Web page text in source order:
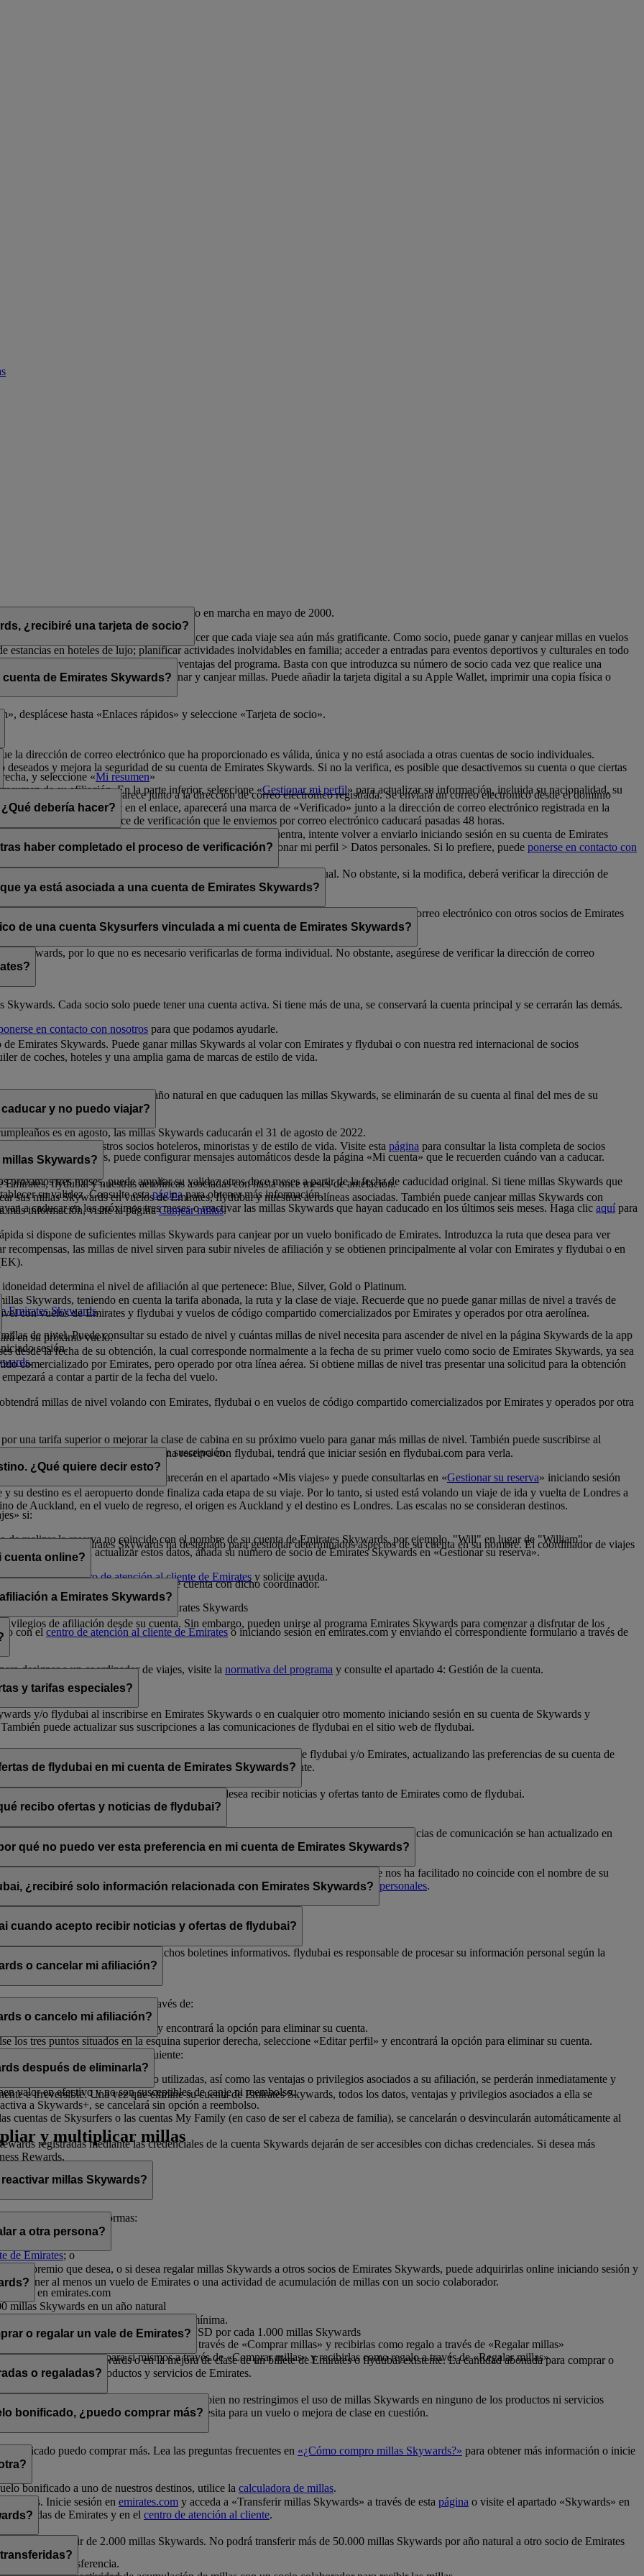
las aerolíneas Emirates y flydubai, puesto en marcha en mayo de 2000.
para complementar su estilo de vida y hacer que cada viaje sea aún más gratificante. Como socio, puede ganar y canjear millas en vuelos
estancias en hoteles de lujo; planificar actividades inolvidables en familia; acceder a entradas para eventos deportivos y culturales en todo
y sus exclusivas ventajas.
¿recibiré una tarjeta de socio?
para poder disfrutar de todas las ventajas del programa. Basta con que introduzca su número de socio cada vez que realice una
de Emirates Skywards para ganar y canjear millas. Puede añadir la tarjeta digital a su Apple Wallet, imprimir una copia física o
desplácese hasta «Enlaces rápidos» y seleccione «Tarjeta de socio».
de Emirates Skywards?
y seleccione «Mi resumen»
de su afiliación. En la parte inferior, seleccione «Gestionar mi perfil» para actualizar su información, incluida su nacionalidad, su
Skywards.
situados en la esquina superior derecha de la pantalla.
la dirección de correo electrónico que ha proporcionado es válida, única y no está asociada a otras cuentas de socio individuales.
y mejora la seguridad de su cuenta de Emirates Skywards. Si no la verifica, es posible que desactivemos su cuenta o que ciertas
«Verificar» que aparece junto a la dirección de correo electrónico registrada. Se enviará un correo electrónico desde el dominio
Al hacer clic en el enlace, aparecerá una marca de «Verificado» junto a la dirección de correo electrónico registrada en la
en cuenta que el enlace de verificación que le enviemos por correo electrónico caducará pasadas 48 horas.
debería hacer?
los mensajes se filtran de forma incorrecta. Si no lo encuentra, intente volver a enviarlo iniciando sesión en su cuenta de Emirates
la opción «Verificar» en la sección Mi resumen > Gestionar mi perfil > Datos personales. Si lo prefiere, puede ponerse en contacto con
haber completado el proceso de verificación?
y única aunque haya verificado su dirección de correo electrónico actual. No obstante, si la modifica, deberá verificar la dirección de
ya está asociada a una cuenta de Emirates Skywards?
a direcciones de correo electrónico que no estén en uso. Si comparte su dirección de correo electrónico con otros socios de Emirates
Póngase en contacto con nosotrospara obtener ayuda.
de una cuenta Skysurfers vinculada a mi cuenta de Emirates Skywards?
Skywards, por lo que no es necesario verificarlas de forma individual. No obstante, asegúrese de verificar la dirección de correo
Skywards. Cada socio solo puede tener una cuenta activa. Si tiene más de una, se conservará la cuenta principal y se cerrarán las demás.
en contacto con nosotros para que podamos ayudarle.
de Emirates Skywards. Puede ganar millas Skywards al volar con Emirates y flydubai o con nuestra red internacional de socios
de coches, hoteles y una amplia gama de marcas de estilo de vida.
fecha en que se obtienen. En el año natural en que caduquen las millas Skywards, se eliminarán de su cuenta al final del mes de su
es en agosto, las millas Skywards caducarán el 31 de agosto de 2022.
próximos doce meses, puede configurar mensajes automáticos desde la página «Mi cuenta» que le recuerden cuándo van a caducar.
próximos tres meses, puede ampliar su validez otros doce meses a partir de la fecha de caducidad original. Si tiene millas Skywards que
su validez. Consulte estapáginapara obtener más información.
y no puedo viajar?
en premios con nuestros socios hoteleros, minoristas y de estilo de vida. Visite esta página para consultar la lista completa de socios
flydubai y nuestras aerolíneas asociadas con hasta once meses de antelación.
a caducar en los próximos tres meses o reactivar las millas Skywards que hayan caducado en los últimos seis meses. Haga clic aquí para
Skywards?
sus millas Skywards en vuelos de Emirates, flydubai y nuestras aerolíneas asociadas. También puede canjear millas Skywards con
más información, visite la páginaCanjear millas.
si dispone de suficientes millas Skywards para canjear por un vuelo bonificado de Emirates. Introduzca la ruta que desea para ver
recompensas, las millas de nivel sirven para subir niveles de afiliación y se obtienen principalmente al volar con Emirates y flydubai o en
determina el nivel de afiliación al que pertenece: Blue, Silver, Gold o Platinum.
Emirates Skywards.
de nivel. Puede consultar su estado de nivel y cuántas millas de nivel necesita para ascender de nivel en la página Skywards de la app
sesión.
Skywards, teniendo en cuenta la tarifa abonada, la ruta y la clase de viaje. Recuerde que no puede ganar millas de nivel a través de
con vuelos de Emirates y flydubai y vuelos de código compartido comercializados por Emirates y operados por otra aerolínea.
en su próximo vuelo.
.
desde la fecha de su obtención, la cual corresponde normalmente a la fecha de su primer vuelo como socio de Emirates Skywards, ya sea
comercializado por Emirates, pero operado por otra línea aérea. Si obtiene millas de nivel tras presentar una solicitud para la obtención
a contar a partir de la fecha del vuelo.
millas de nivel volando con Emirates, flydubai o en vuelos de código compartido comercializados por Emirates y operados por otra
una tarifa superior o mejorar la clase de cabina en su próximo vuelo para ganar más millas de nivel. También puede suscribirse al
millas de nivel durante el período de suscripción.
con Emirates. Si dispone de una reserva con flydubai, tendrá que iniciar sesión en flydubai.com para verla.
con millas Skywards) también aparecerán en el apartado «Mis viajes» y puede consultarlas en «Gestionar su reserva» iniciando sesión
si:
de realizar la reserva no coincide con el nombre de su cuenta de Emirates Skywards, por ejemplo, "Will" en lugar de "William".
a la reserva. Para actualizar estos datos, añada su número de socio de Emirates Skywards en «Gestionar su reserva».
llame a uncentro de atención al cliente de Emirates y solicite ayuda.
¿Qué quiere decir esto?
y su destino es el aeropuerto donde finaliza cada etapa de su viaje. Por lo tanto, si usted está volando un viaje de ida y vuelta de Londres a
de Auckland, en el vuelo de regreso, el origen es Auckland y el destino es Londres. Las escalas no se consideran destinos.
un socio de Emirates Skywards ha designado para gestionar determinados aspectos de su cuenta en su nombre. El coordinador de viajes
con la afiliación del socio a Emirates Skywards
con el centro de atención al cliente de Emirateso iniciando sesión en emirates.com y enviando el correspondiente formulario a través de
designar a un coordinador de viajes, visite la normativa del programa y consulte el apartado 4: Gestión de la cuenta.
cuenta online?
que comparta sus credenciales de cuenta con dicho coordinador.
a Emirates Skywards?
de afiliación desde su cuenta. Sin embargo, pueden unirse al programa Emirates Skywards para comenzar a disfrutar de los
y tarifas especiales?
y/o flydubai al inscribirse en Emirates Skywards o en cualquier otro momento iniciando sesión en su cuenta de Skywards y
puede actualizar sus suscripciones a las comunicaciones de flydubai en el sitio web de flydubai.
de baja» que encontrará al final de los correos electrónicos de flydubai y/o Emirates, actualizando las preferencias de su cuenta de
a través de su chat en directo o su centro de atención al cliente.
de flydubai en mi cuenta de Emirates Skywards?
flydubai. Por tanto, tiene la opción de decidir si desea recibir noticias y ofertas tanto de Emirates como de flydubai.
recibo ofertas y noticias de flydubai?
a las noticias y ofertas de Emirates, Emirates Skywards o flydubai. Sus preferencias de comunicación se han actualizado en
qué no puedo ver esta preferencia en mi cuenta de Emirates Skywards?
está asociada con varios números de socio de Emirates Skywards o el nombre que nos ha facilitado no coincide con el nombre de su
Skywards y actualice sus suscripciones por correo electrónico enPreferencias personales.
¿recibiré solo información relacionada con Emirates Skywards?
cuando acepto recibir noticias y ofertas de flydubai?
con el fin de enviarle dichos boletines informativos. flydubai es responsable de procesar su información personal según la
o cancelar mi afiliación?
en cualquier momento a través de:
» y encontrará la opción para eliminar su cuenta.
los tres puntos situados en la esquina superior derecha, seleccione «Editar perfil» y encontrará la opción para eliminar su cuenta.
o cancelo mi afiliación?
afiliación, tenga en cuenta lo siguiente:
Skywards y recompensas no utilizadas, así como las ventajas o privilegios asociados a su afiliación, se perderán inmediatamente y
valor en efectivo y no son susceptibles de canje ni reembolso.
a Skywards+, se cancelará sin opción a reembolso.
cuentas de Skysurfers o las cuentas My Family (en caso de ser el cabeza de familia), se cancelarán o desvincularán automáticamente al
registradas mediante las credenciales de la cuenta Skywards dejarán de ser accesibles con dichas credenciales. Si desea más
Rewards.
después de eliminarla?
e irreversible. Una vez que elimine su cuenta de Emirates Skywards, todos los datos, ventajas y privilegios asociados a ella se
y multiplicar millas
millas Skywards?
de las siguientes formas:
de Emirates; o
sesión en emirates.com
a otra persona?
el premio que desea, o si desea regalar millas Skywards a otros socios de Emirates Skywards, puede adquirirlas online iniciando sesión y
tener al menos un vuelo de Emirates o una actividad de acumulación de millas con un socio colaborador.
millas Skywards en un año natural
por cada transacción, a un precio de 30 USD por cada 1.000 millas Skywards
de 1.000, siendo 2.000 la cantidad mínima.
millas en un año natural para sí mismos a través de «Comprar millas» y recibirlas como regalo a través de «Regalar millas»
en un año natural para sí mismos a través de «Comprar millas» y recibirlas como regalo a través de «Regalar millas»
o regalar un vale de Emirates?
en vuelos Classic Rewards o en la mejora de clase de un billete de Emirates o flydubai existente. La cantidad abonada para comprar o
para la compra de productos y servicios de Emirates.
o regaladas?
Classic Rewards y mejoras de clase. Si bien no restringimos el uso de millas Skywards en ninguno de los productos ni servicios
de millaspara comprobar cuántas millas necesita para un vuelo o mejora de clase en cuestión.
bonificado, ¿puedo comprar más?
puedo comprar más. Lea las preguntas frecuentes en «¿Cómo compro millas Skywards?» para obtener más información o inicie
bonificado a uno de nuestros destinos, utilice la calculadora de millas.
Inicie sesión en emirates.com y acceda a «Transferir millas Skywards» a través de esta página o visite el apartado «Skywards» en
tiendas de Emirates y en el centro de atención al cliente.
a realizar la transferencia.
siempre a partir de 2.000 millas Skywards. No podrá transferir más de 50.000 millas Skywards por año natural a otro socio de Emirates